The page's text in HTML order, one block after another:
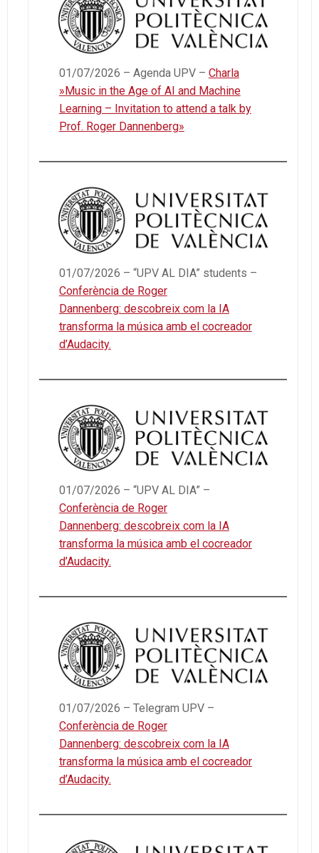
01/07/2026 – Agenda UPV – Charla
»Music in the Age of AI and Machine
Learning – Invitation to attend a talk by
Prof. Roger Dannenberg»
01/07/2026 – “UPV AL DIA” students –
Conferència de Roger
Dannenberg: descobreix com la IA
transforma la música amb el cocreador
d’Audacity.
01/07/2026 – “UPV AL DIA” –
Conferència de Roger
Dannenberg: descobreix com la IA
transforma la música amb el cocreador
d’Audacity.
01/07/2026 – Telegram UPV –
Conferència de Roger
Dannenberg: descobreix com la IA
transforma la música amb el cocreador
d’Audacity.